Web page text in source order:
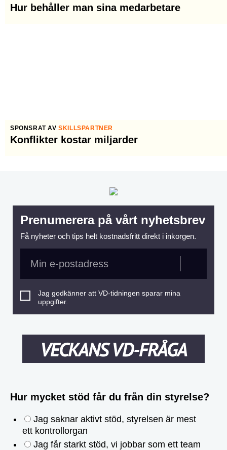
Hur behåller man sina medarbetare
SPONSRAT AV SKILLSPARTNER
Konflikter kostar miljarder
Prenumerera på vårt nyhetsbrev
Få nyheter och tips helt kostnadsfritt direkt i inkorgen.
Jag godkänner att VD-tidningen sparar mina
uppgifter.
VECKANS VD-FRÅGA
Hur mycket stöd får du från din styrelse?
Jag saknar aktivt stöd, styrelsen är mest
ett kontrollorgan
Jag får starkt stöd, vi jobbar som ett team